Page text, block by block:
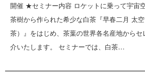
開催 ★セミナー内容 ロケットに乗って宇宙
茶樹から作られた希少な白茶『早春二月 太
茶）』をはじめ、茶葉の世界各名産地から
介いたします。 セミナーでは、白茶…